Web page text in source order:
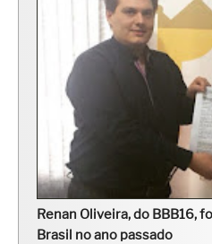
Renan Oliveira, do BBB16,
Brasil no ano passado